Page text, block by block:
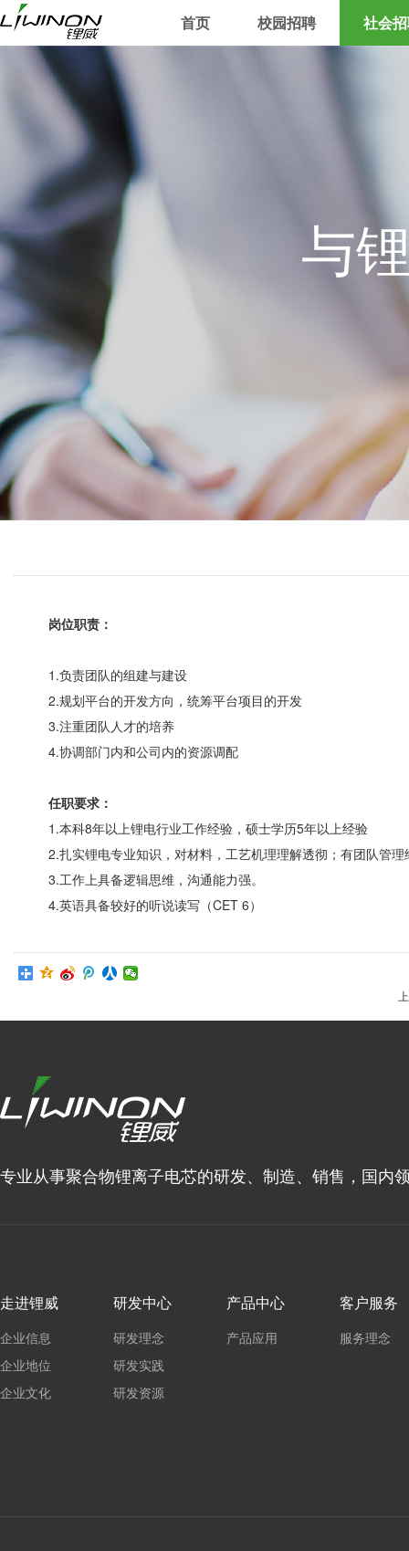
首页 校园招聘 社会
与
岗位职责：
1.负责团队的组建与建设
2.规划平台的开发方向，统筹平台项目的开发
3.注重团队人才的培养
4.协调部门内和公司内的资源调配
任职要求：
1.本科8年以上锂电行业工作经验，硕士学历5年以上经验
2.扎实锂电专业知识，对材料，工艺机理理解透彻；有团队管
3.工作上具备逻辑思维，沟通能力强。
4.英语具备较好的听说读写（CET 6）
专业从事聚合物锂离子电芯的研发、制造、销售，国内
走进锂威
企业信息
企业地位
企业文化
研发中心
研发理念
研发实践
研发资源
产品中心
产品应用
客户服务
服务理念